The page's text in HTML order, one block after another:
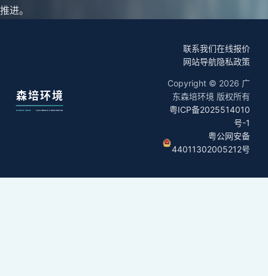
推进。
联系我们在线报价
网站导航隐私政策
Copyright © 2026 广
东森培环境 版权所有
粤ICP备2025514010
号-1
粤公网安备
44011302005212号